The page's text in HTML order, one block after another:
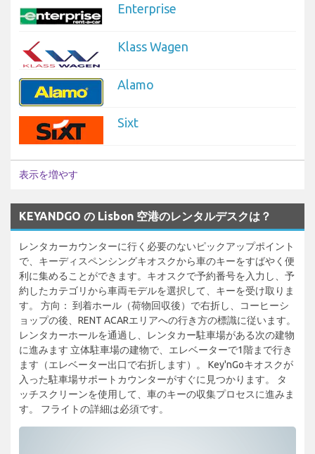
Enterprise
Klass Wagen
Alamo
Sixt
表示を増やす
KEYANDGO の Lisbon 空港のレンタルデスクは？
レンタカーカウンターに行く必要のないピックアップポイント
で、キーディスペンシングキオスクから車のキーをすばやく便
利に集めることができます。キオスクで予約番号を入力し、予
約したカテゴリから車両モデルを選択して、キーを受け取りま
す。 方向： 到着ホール（荷物回収後）で右折し、コーヒーシ
ョップの後、RENT ACARエリアへの行き方の標識に従います。
レンタカーホールを通過し、レンタカー駐車場がある次の建物
に進みます 立体駐車場の建物で、エレベーターで1階まで行き
ます（エレベーター出口で右折します）。 Key'nGoキオスクが
入った駐車場サポートカウンターがすぐに見つかります。 タ
ッチスクリーンを使用して、車のキーの収集プロセスに進みま
す。 フライトの詳細は必須です。